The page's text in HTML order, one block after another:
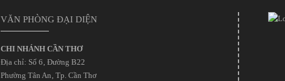
VĂN PHÒNG ĐẠI DIỆN
CHI NHÁNH CẦN THƠ
Địa chỉ: Số 6‚ Đường B22
Phường Tân An‚ Tp. Cần Thơ